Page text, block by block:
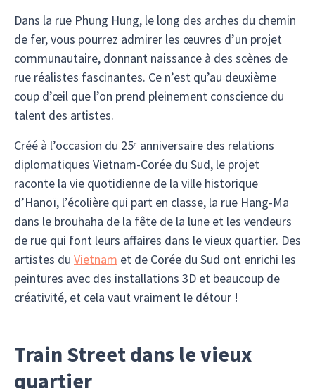
Dans la rue Phung Hung, le long des arches du chemin
de fer, vous pourrez admirer les œuvres d’un projet
communautaire, donnant naissance à des scènes de
rue réalistes fascinantes. Ce n’est qu’au deuxième
coup d’œil que l’on prend pleinement conscience du
talent des artistes.
Créé à l’occasion du 25ᵉ anniversaire des relations
diplomatiques Vietnam-Corée du Sud, le projet
raconte la vie quotidienne de la ville historique
d’Hanoï, l’écolière qui part en classe, la rue Hang-Ma
dans le brouhaha de la fête de la lune et les vendeurs
de rue qui font leurs affaires dans le vieux quartier. Des
artistes du Vietnam et de Corée du Sud ont enrichi les
peintures avec des installations 3D et beaucoup de
créativité, et cela vaut vraiment le détour !
Train Street dans le vieux
quartier